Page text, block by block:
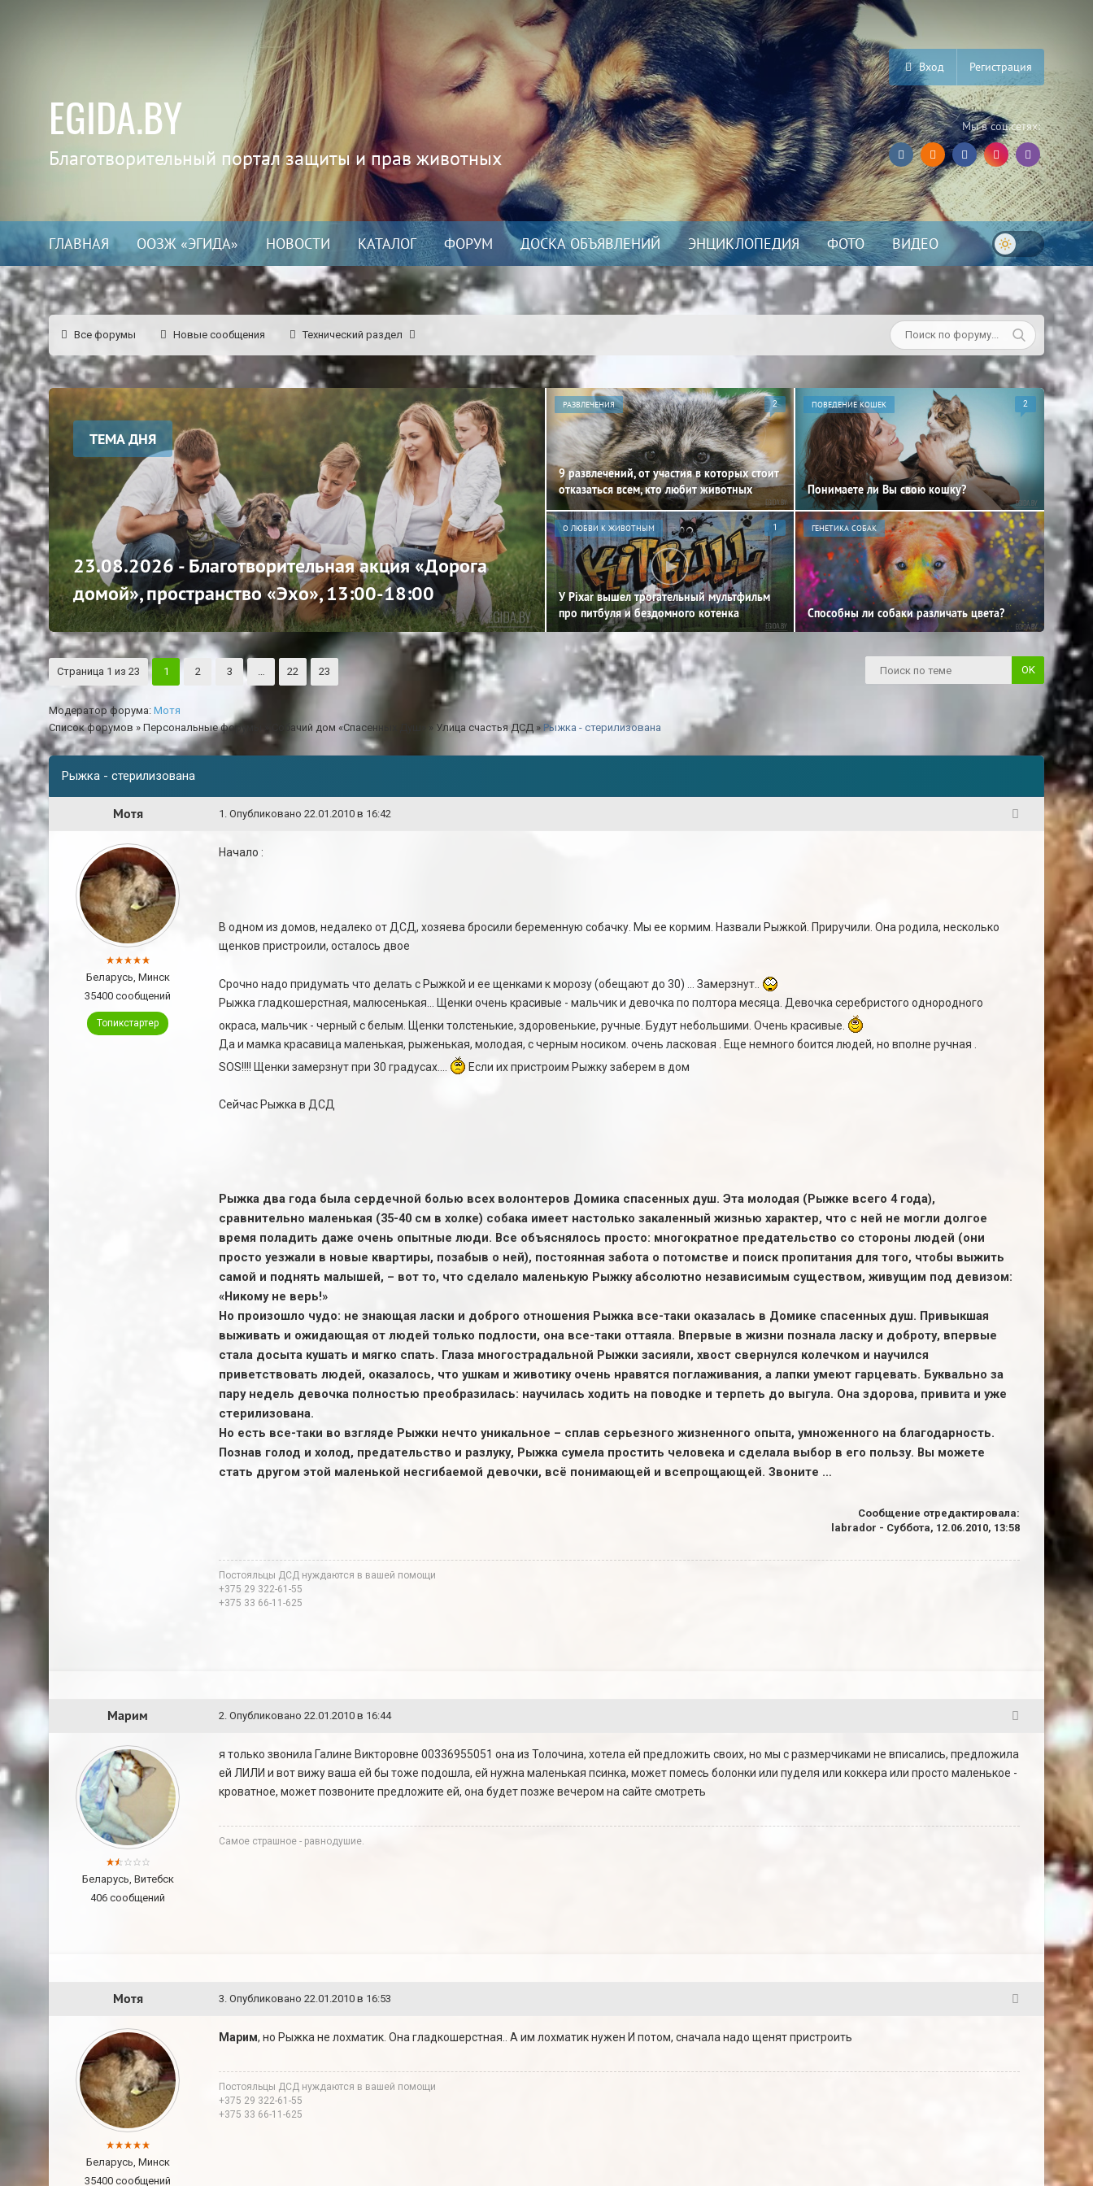
EGIDA.BY
Благотворительный портал защиты и прав животных
Вход Регистрация
Мы в соц.сетях:
ГЛАВНАЯ ООЗЖ «ЭГИДА» НОВОСТИ КАТАЛОГ ФОРУМ ДОСКА ОБЪЯВЛЕНИЙ ЭНЦИКЛОПЕДИЯ ФОТО ВИДЕО
Все форумы Новые сообщения Технический раздел
ТЕМА ДНЯ
23.08.2026 - Благотворительная акция «Дорога
домой», пространство «Эхо», 13:00-18:00
РАЗВЛЕЧЕНИЯ 2
9 развлечений, от участия в которых стоит
отказаться всем, кто любит животных
ПОВЕДЕНИЕ КОШЕК 2
Понимаете ли Вы свою кошку?
О ЛЮБВИ К ЖИВОТНЫМ 1
У Pixar вышел трогательный мультфильм
про питбуля и бездомного котенка
ГЕНЕТИКА СОБАК
Способны ли собаки различать цвета?
Страница 1 из 23 1 2 3 … 22 23
Модератор форума: Мотя
Список форумов » Персональные форумы Собачий дом «Спасенных Душ» » Улица счастья ДСД » Рыжка - стерилизована
Рыжка - стерилизована
Мотя 1 . Опубликовано 22.01.2010 в 16:42
Беларусь, Минск
35400 сообщений
Топикстартер
Начало :
В одном из домов, недалеко от ДСД, хозяева бросили беременную собачку. Мы ее кормим. Назвали Рыжкой. Приручили. Она родила, несколько
щенков пристроили, осталось двое
Срочно надо придумать что делать с Рыжкой и ее щенками к морозу (обещают до 30) ... Замерзнут..
Рыжка гладкошерстная, малюсенькая... Щенки очень красивые - мальчик и девочка по полтора месяца. Девочка серебристого однородного
окраса, мальчик - черный с белым. Щенки толстенькие, здоровенькие, ручные. Будут небольшими. Очень красивые.
Да и мамка красавица маленькая, рыженькая, молодая, с черным носиком. очень ласковая . Еще немного боится людей, но вполне ручная .
SOS!!!! Щенки замерзнут при 30 градусах....
Если их пристроим Рыжку заберем в дом
Сейчас Рыжка в ДСД
Рыжка два года была сердечной болью всех волонтеров Домика спасенных душ. Эта молодая (Рыжке всего 4 года),
сравнительно маленькая (35-40 см в холке) собака имеет настолько закаленный жизнью характер, что с ней не могли долгое
время поладить даже очень опытные люди. Все объяснялось просто: многократное предательство со стороны людей (они
просто уезжали в новые квартиры, позабыв о ней), постоянная забота о потомстве и поиск пропитания для того, чтобы выжить
самой и поднять малышей, – вот то, что сделало маленькую Рыжку абсолютно независимым существом, живущим под девизом:
«Никому не верь!»
Но произошло чудо: не знающая ласки и доброго отношения Рыжка все-таки оказалась в Домике спасенных душ. Привыкшая
выживать и ожидающая от людей только подлости, она все-таки оттаяла. Впервые в жизни познала ласку и доброту, впервые
стала досыта кушать и мягко спать. Глаза многострадальной Рыжки засияли, хвост свернулся колечком и научился
приветствовать людей, оказалось, что ушкам и животику очень нравятся поглаживания, а лапки умеют гарцевать. Буквально за
пару недель девочка полностью преобразилась: научилась ходить на поводке и терпеть до выгула. Она здорова, привита и уже
стерилизована.
Но есть все-таки во взгляде Рыжки нечто уникальное – сплав серьезного жизненного опыта, умноженного на благодарность.
Познав голод и холод, предательство и разлуку, Рыжка сумела простить человека и сделала выбор в его пользу. Вы можете
стать другом этой маленькой несгибаемой девочки, всё понимающей и всепрощающей. Звоните …
Сообщение отредактировала:
labrador - Суббота, 12.06.2010, 13:58
Постояльцы ДСД нуждаются в вашей помощи
+375 29 322-61-55
+375 33 66-11-625
Марим 2. Опубликовано 22.01.2010 в 16:44
Беларусь, Витебск
406 сообщений
я только звонила Галине Викторовне 00336955051 она из Толочина, хотела ей предложить своих, но мы с размерчиками не вписались, предложила
ей ЛИЛИ и вот вижу ваша ей бы тоже подошла, ей нужна маленькая псинка, может помесь болонки или пуделя или коккера или просто маленькое -
кроватное, может позвоните предложите ей, она будет позже вечером на сайте смотреть
Самое страшное - равнодушие.
Мотя 3. Опубликовано 22.01.2010 в 16:53
Беларусь, Минск
35400 сообщений
Марим, но Рыжка не лохматик. Она гладкошерстная.. А им лохматик нужен И потом, сначала надо щенят пристроить
Постояльцы ДСД нуждаются в вашей помощи
+375 29 322-61-55
+375 33 66-11-625